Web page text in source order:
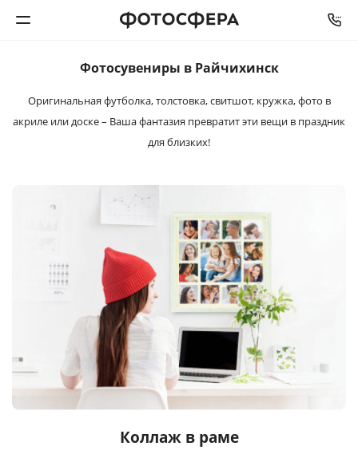
Фотокниги
Интерьерная печать
Багетная мастерская
Услуги и сервис
Фотосувениры в Райчихинск
Оригинальная футболка, толстовка, свитшот, кружка, фото в
акриле или доске – Ваша фантазия превратит эти вещи в праздник
для близких!
Коллаж в раме